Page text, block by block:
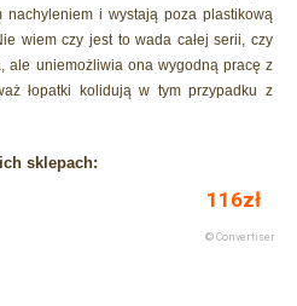
i wystają poza plastikową
wiem czy jest to wada całej serii, czy
ale uniemożliwia ona wygodną pracę z
łopatki kolidują w tym przypadku z
sklepach: